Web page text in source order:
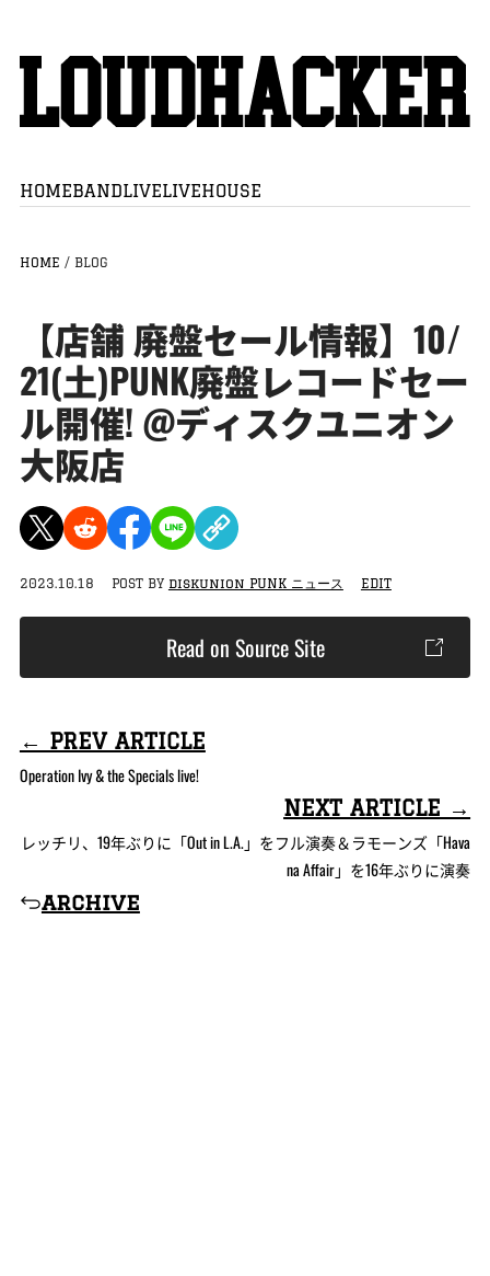
HOMEBANDLIVELIVEHOUSE
HOME / BLOG
【店舗 廃盤セール情報】10/
21(土)PUNK廃盤レコードセー
ル開催! @ディスクユニオン
大阪店
2023.10.18 POST BY diskunion PUNK ニュース EDIT
Read on Source Site
← PREV ARTICLE
Operation Ivy & the Specials live!
archive
NEXT ARTICLE →
レッチリ、19年ぶりに「Out in L.A.」をフル演奏＆ラモーンズ「Hava
na Affair」を16年ぶりに演奏